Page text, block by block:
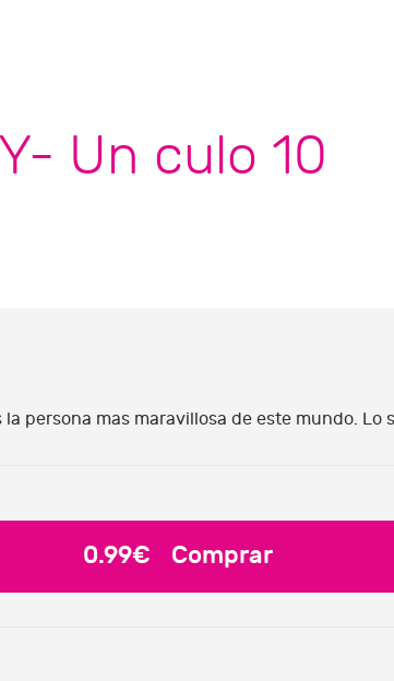
Un culo 10
la persona mas maravillosa de este mundo. Lo
0.99€ Comprar